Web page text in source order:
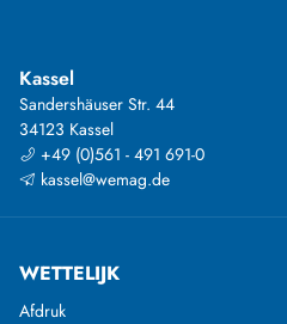
Kassel
Sandershäuser Str. 44
34123 Kassel
+49 (0)561 - 491 691-0
kassel@wemag.de
WETTELIJK
Afdruk